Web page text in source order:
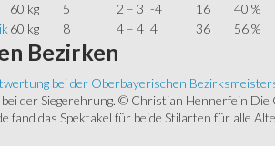
60 kg 5 2 – 3 -4 16 40 %
60 kg 8 4 – 4 4 36 56 %
Bezirken
bei der Oberbayerischen
der Siegerehrung. © Christian Hennerfein
fand das Spektakel für beide Stilarten für alle